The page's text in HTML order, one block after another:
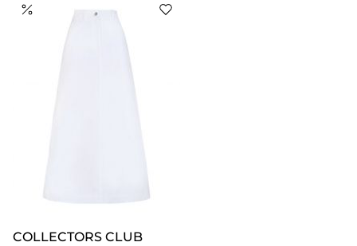
что отпуск не просто место на карте, а внутреннее
COLLECTORS CLUB